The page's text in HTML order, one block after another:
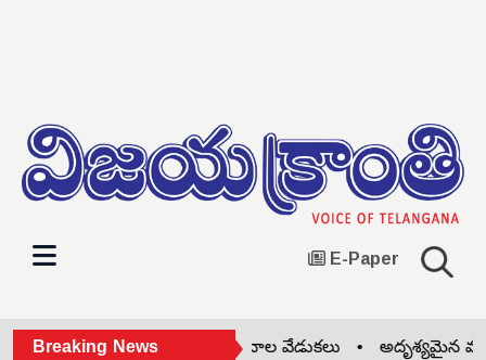
E-Paper
Breaking News
ఘనంగా బోనాల వేడుకలు •అదృశ్య‌మైన వ్య‌క్తి